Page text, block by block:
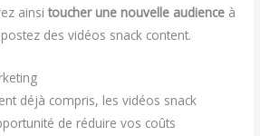
ainsitoucher une nouvelle audience à
des vidéos snack content.
déjà compris, les vidéos snack
de réduire vos coûts